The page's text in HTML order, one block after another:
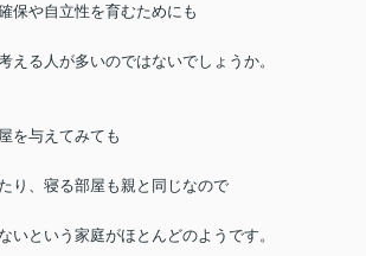
保や自立性を育むためにも
える人が多いのではないでしょうか。
を与えてみても
り、寝る部屋も親と同じなので
いという家庭がほとんどのようです。